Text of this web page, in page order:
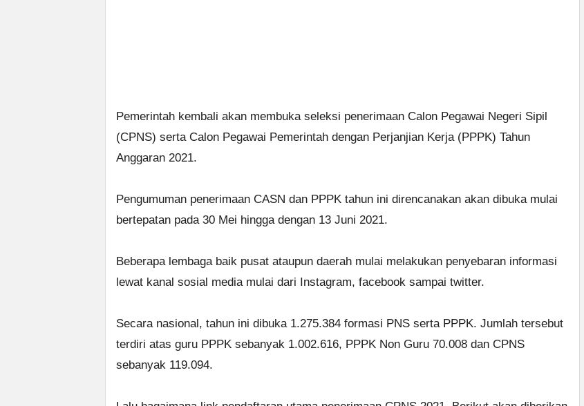
Pemerintah kembali akan membuka seleksi penerimaan Calon Pegawai Negeri Sipil
(CPNS) serta Calon Pegawai Pemerintah dengan Perjanjian Kerja (PPPK) Tahun
Anggaran 2021.
Pengumuman penerimaan CASN dan PPPK tahun ini direncanakan akan dibuka mulai
bertepatan pada 30 Mei hingga dengan 13 Juni 2021.
Beberapa lembaga baik pusat ataupun daerah mulai melakukan penyebaran informasi
lewat kanal sosial media mulai dari Instagram, facebook sampai twitter.
Secara nasional, tahun ini dibuka 1.275.384 formasi PNS serta PPPK. Jumlah tersebut
terdiri atas guru PPPK sebanyak 1.002.616, PPPK Non Guru 70.008 dan CPNS
sebanyak 119.094.